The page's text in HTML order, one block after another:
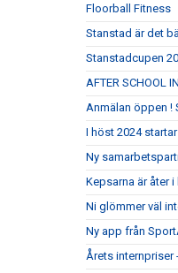
Floorball Fitness
Stanstad är det
Stanstadcupen
AFTER SCHOOL
Anmälan öppen !
I höst 2024
Ny
Kepsarna är åter i
Ni glömmer väl
Ny app från
Årets internpriser